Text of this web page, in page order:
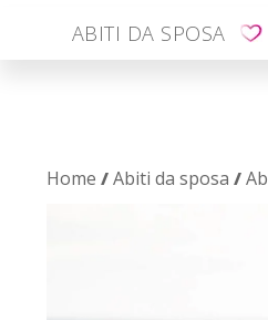
ABITI DA SPOSA
Home /Abiti da sposa /